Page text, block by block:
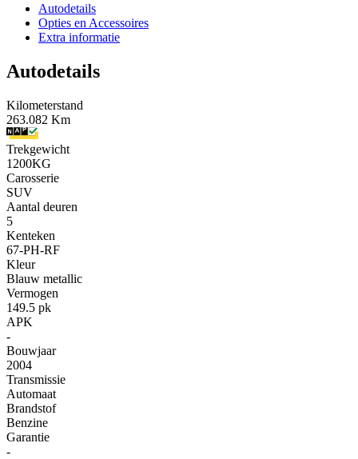
Autodetails
Opties en Accessoires
Extra informatie
Autodetails
Kilometerstand
263.082 Km
Trekgewicht
1200KG
Carosserie
SUV
Aantal deuren
5
Kenteken
67-PH-RF
Kleur
Blauw metallic
Vermogen
149.5 pk
APK
-
Bouwjaar
2004
Transmissie
Automaat
Brandstof
Benzine
Garantie
-